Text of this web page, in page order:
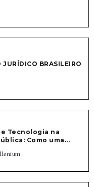
BRASILEIRO
Tecnologia na
Como uma...